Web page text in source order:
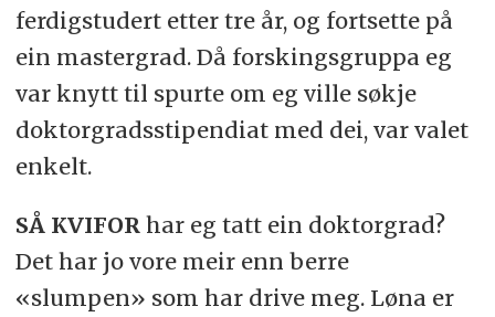
ferdigstudert etter tre år, og fortsette på
ein mastergrad. Då forskingsgruppa eg
var knytt til spurte om eg ville søkje
doktorgradsstipendiat med dei, var valet
enkelt.
SÅ KVIFORhar eg tatt ein doktorgrad?
Det har jo vore meir enn berre
«slumpen» som har drive meg. Løna er